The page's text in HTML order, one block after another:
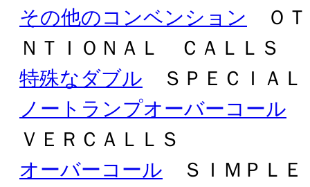
その他のコンベンション ＯＴ
ＮＴＩＯＮＡＬ ＣＡＬＬＳ
特殊なダブル ＳＰＥＣＩＡ
ノートランプオーバーコール
ＶＥＲＣＡＬＬＳ
オーバーコール ＳＩＭＰＬ